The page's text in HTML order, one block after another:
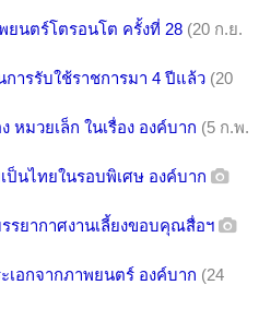
ยนตร์โตรอนโต ครั้งที่ 28 (20 ก.ย.
ารรับใช้ราชการมา 4 ปีแล้ว (20
มวยเล็ก ในเรื่อง องค์บาก (5 ก.พ.
นไทยในรอบพิเศษ องค์บาก
รยากาศงานเลี้ยงขอบคุณสื่อฯ
อกจากภาพยนตร์ องค์บาก (24